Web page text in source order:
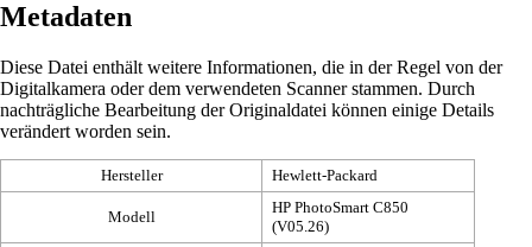
Metadaten
Diese Datei enthält weitere Informationen, die in der Regel von der
Digitalkamera oder dem verwendeten Scanner stammen. Durch
nachträgliche Bearbeitung der Originaldatei können einige Details
verändert worden sein.
Hersteller Hewlett-Packard
Modell
HP PhotoSmart C850
(V05.26)